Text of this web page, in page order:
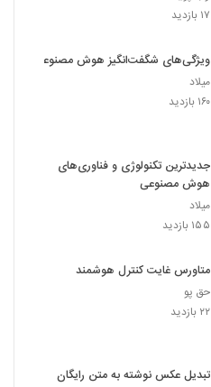
۱۷ بازدید
ویژگی‌های شگفت‌انگیز هوش مصنوعی
میلاد
۱۶۰ بازدید
جدیدترین تکنولوژی و فناوری‌های
هوش مصنوعی
میلاد
۱۵۵ بازدید
متاورس غایت کنترل هوشمند
حق پو
۲۲ بازدید
تبدیل عکس نوشته به متن رایگان